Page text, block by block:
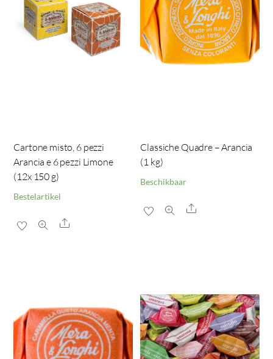
Cartone misto, 6 pezzi
Arancia e 6 pezzi Limone
(12x 150 g)
Bestelartikel
Share
Classiche Quadre – Arancia
(1 kg)
Beschikbaar
Share